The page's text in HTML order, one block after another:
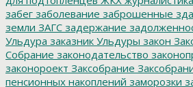
забег заболевание заброшенные
земли ЗАГС задержание
Ульдура заказник Ульдуры закон
Собрание законодательство
законороект Заксобрание
пенсионных накоплений заморозки